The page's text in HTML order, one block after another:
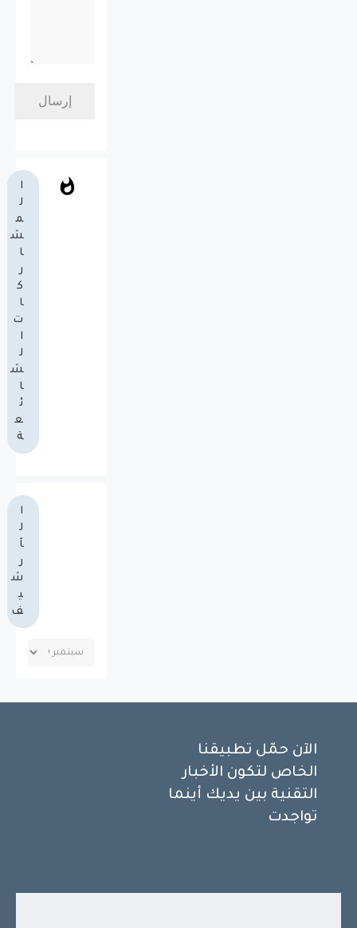
ا
ل
م
ش
ا
ر
ك
ا
ت
ا
ل
ش
ا
ئ
ع
ة
ا
ل
أ
ر
ش
ي
ف
الآن حمّل تطبيقنا
الخاص لتكون الأخبار
التقنية بين يديك أينما
تواجدت